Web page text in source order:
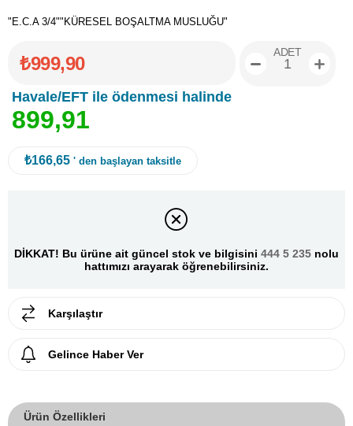
"E.C.A 3/4""KÜRESEL BOŞALTMA MUSLUĞU"
₺999,90
Havale/EFT ile ödenmesi halinde
899,91
ADET
₺166,65 ' den başlayan taksitle
DİKKAT! Bu ürüne ait güncel stok ve bilgisini 444 5 235 nolu
hattımızı arayarak öğrenebilirsiniz.
Karşılaştır
Gelince Haber Ver
Ürün Özellikleri